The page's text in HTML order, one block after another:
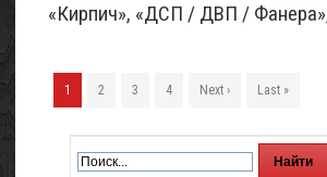
«Кирпич», «ДСП / ДВП /
1 2 3 4 Next › Last »